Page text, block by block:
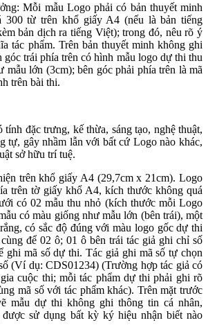
Mỗi mẫu Logo phải có bản thuyết minh
300 từ trên khổ giấy A4 (nếu là bản tiếng
bản dịch ra tiếng Việt); trong đó, nêu rõ ý
tác phẩm. Trên bản thuyết minh không ghi
góc trái phía trên có hình mẫu logo dự thi thu
mẫu lớn (3cm); bên góc phải phía trên là mã
trên bài thi.
tính đặc trưng, kế thừa, sáng tạo, nghệ thuật,
tự, gây nhầm lẫn với bất cứ Logo nào khác,
sở hữu trí tuệ.
trên khổ giấy A4 (29,7cm x 21cm). Logo
trên tờ giấy khổ A4, kích thước không quá
có 02 mẫu thu nhỏ (kích thước mỗi Logo
có màu giống như mẫu lớn (bên trái), một
có sắc độ đúng với màu logo gốc dự thi
để 02 ô; 01 ô bên trái tác giả ghi chỉ số
ghi mã số dự thi. Tác giả ghi mã số tự chọn
(Ví dụ: CDS01234) (Trường hợp tác giả có
cuộc thi; mỗi tác phẩm dự thi phải ghi rõ
mã số với tác phẩm khác). Trên mặt trước
mẫu dự thi không ghi thông tin cá nhân,
sử dụng bất kỳ ký hiệu nhận biết nào